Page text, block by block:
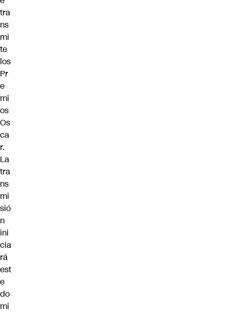
tra
ns
mi
te
los
Pr
e
mi
os
Os
ca
r.
La
tra
ns
mi
sió
n
ini
cia
rá
est
e
do
mi